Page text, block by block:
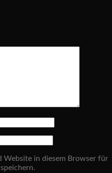
Website in diesem Browser für